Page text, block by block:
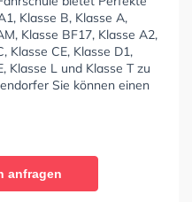
Klasse B, Klasse A,
Klasse BF17, Klasse A2,
Klasse CE, Klasse D1,
Klasse L und Klasse T zu
Sie können einen
anfragen